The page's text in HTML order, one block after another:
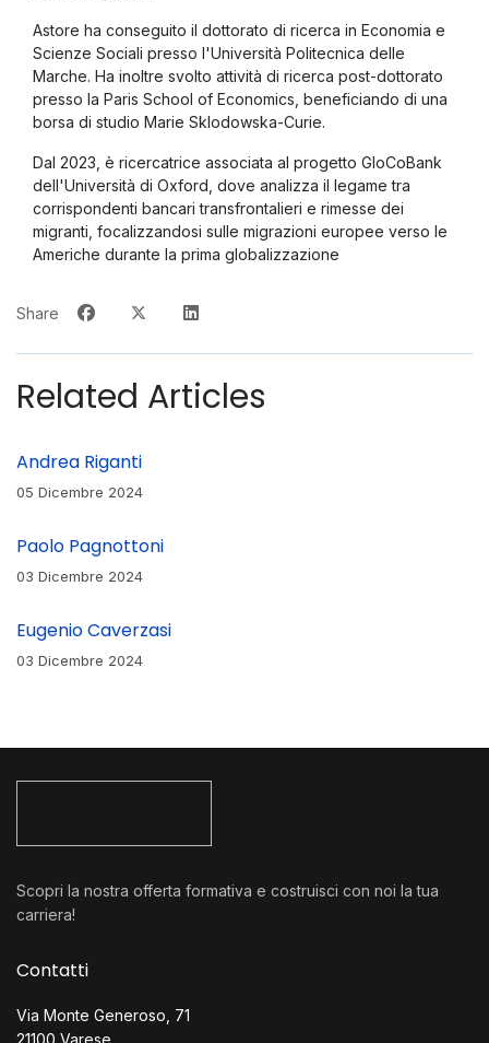
Astore ha conseguito il dottorato di ricerca in Economia e
Scienze Sociali presso l'Università Politecnica delle
Marche. Ha inoltre svolto attività di ricerca post-dottorato
presso la Paris School of Economics, beneficiando di una
borsa di studio Marie Sklodowska-Curie.
Dal 2023, è ricercatrice associata al progetto GloCoBank
dell'Università di Oxford, dove analizza il legame tra
corrispondenti bancari transfrontalieri e rimesse dei
migranti, focalizzandosi sulle migrazioni europee verso le
Americhe durante la prima globalizzazione
Share
Related Articles
Andrea Riganti
05 Dicembre 2024
Paolo Pagnottoni
03 Dicembre 2024
Eugenio Caverzasi
03 Dicembre 2024
Scopri la nostra offerta formativa e costruisci con noi la tua
carriera!
Contatti
Via Monte Generoso, 71
21100 Varese